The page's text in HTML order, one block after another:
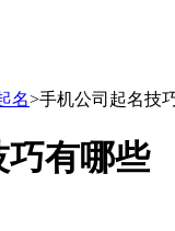
名>手机公司起名技
有哪些